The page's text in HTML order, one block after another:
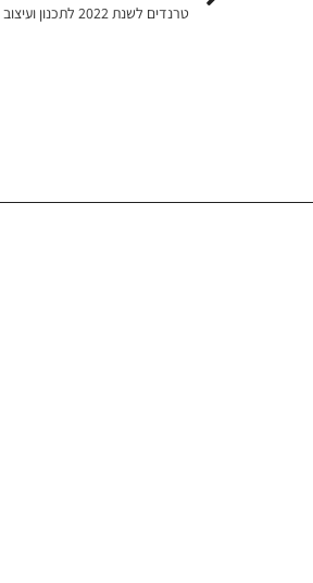
טרנדים לשנת 2022 לתכנון ועיצוב המשרד החדש שלכם